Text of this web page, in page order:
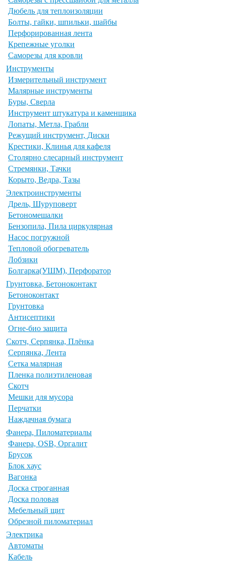
Дюбель для теплоизоляции
Болты, гайки, шпильки, шайбы
Перфорированная лента
Крепежные уголки
Саморезы для кровли
Инструменты
Измерительный инструмент
Малярные инструменты
Буры, Сверла
Инструмент штукатура и каменщика
Лопаты, Метла, Грабли
Режущий инструмент, Диски
Крестики, Клинья для кафеля
Столярно слесарный инструмент
Стремянки, Тачки
Корыто, Ведра, Тазы
Электроинструменты
Дрель, Шуруповерт
Бетономешалки
Бензопила, Пила циркулярная
Насос погружной
Тепловой обогреватель
Лобзики
Болгарка(УШМ), Перфоратор
Грунтовка, Бетоноконтакт
Бетоноконтакт
Грунтовка
Антисептики
Огне-био защита
Скотч, Серпянка, Плёнка
Серпянка, Лента
Сетка малярная
Пленка полиэтиленовая
Скотч
Мешки для мусора
Перчатки
Наждачная бумага
Фанера, Пиломатериалы
Фанера, OSB, Оргалит
Брусок
Блок хаус
Вагонка
Доска строганная
Доска половая
Мебельный щит
Обрезной пиломатериал
Электрика
Автоматы
Кабель